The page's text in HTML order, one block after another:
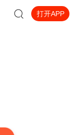
打开APP